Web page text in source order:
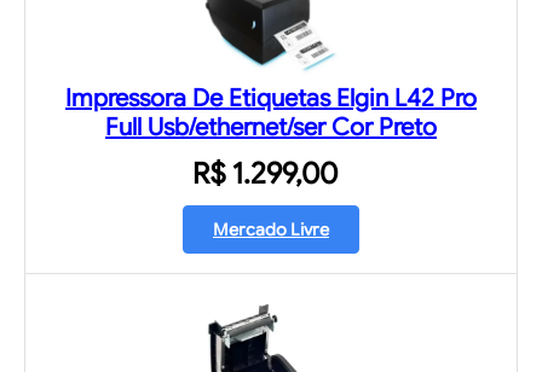
Impressora De Etiquetas Elgin L42 Pro
Full Usb/ethernet/ser Cor Preto
R$ 1.299,00
Mercado Livre